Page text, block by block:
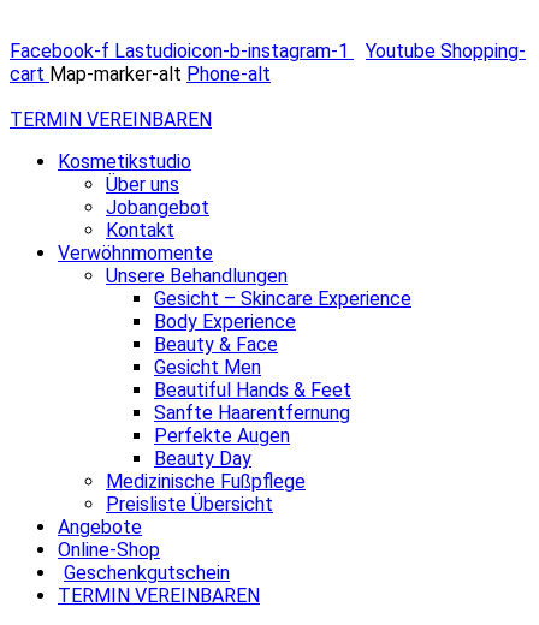
Facebook-f Lastudioicon-b-instagram-1 Youtube Shopping-
cart Map-marker-alt Phone-alt
TERMIN VEREINBAREN
Kosmetikstudio
Über uns
Jobangebot
Kontakt
Verwöhnmomente
Unsere Behandlungen
Gesicht – Skincare Experience
Body Experience
Beauty & Face
Gesicht Men
Beautiful Hands & Feet
Sanfte Haarentfernung
Perfekte Augen
Beauty Day
Medizinische Fußpflege
Preisliste Übersicht
Angebote
Online-Shop
Geschenkgutschein
TERMIN VEREINBAREN